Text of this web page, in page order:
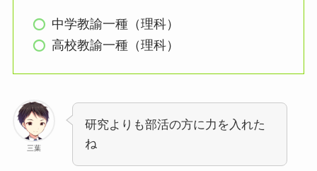
中学教諭一種（理科）
高校教諭一種（理科）
三葉
研究よりも部活の方に力を入れた
ね